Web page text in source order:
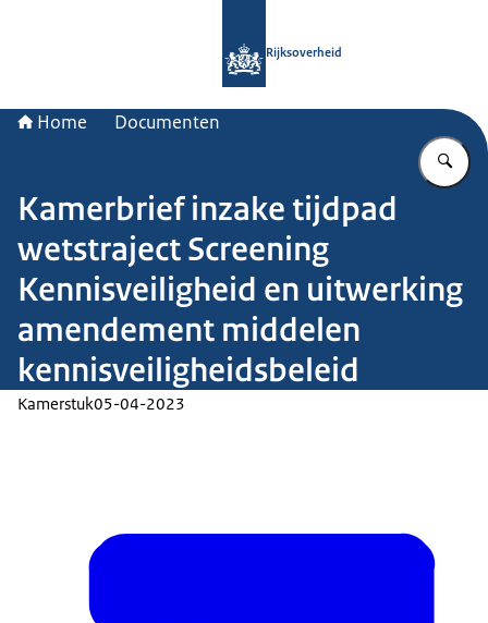
Rijksoverheid
Home Documenten
Kamerbrief inzake tijdpad
wetstraject Screening
Kennisveiligheid en uitwerking
amendement middelen
kennisveiligheidsbeleid
Kamerstuk05-04-2023